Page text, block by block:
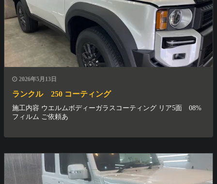
2026年5月13日
ランクル 250 コーティング
施工内容 ウエルムボディーガラスコーティング リア5面 08%
フィルム ご依頼あ